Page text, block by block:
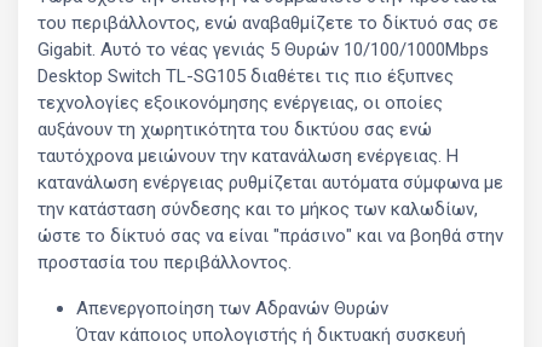
του περιβάλλοντος, ενώ αναβαθμίζετε το δίκτυό σας σε
Gigabit. Αυτό το νέας γενιάς 5 Θυρών 10/100/1000Mbps
Desktop Switch TL-SG105 διαθέτει τις πιο έξυπνες
τεχνολογίες εξοικονόμησης ενέργειας, οι οποίες
αυξάνουν τη χωρητικότητα του δικτύου σας ενώ
ταυτόχρονα μειώνουν την κατανάλωση ενέργειας. Η
κατανάλωση ενέργειας ρυθμίζεται αυτόματα σύμφωνα με
την κατάσταση σύνδεσης και το μήκος των καλωδίων,
ώστε το δίκτυό σας να είναι "πράσινο" και να βοηθά στην
προστασία του περιβάλλοντος.
Απενεργοποίηση των Αδρανών Θυρών
Όταν κάποιος υπολογιστής ή δικτυακή συσκευή